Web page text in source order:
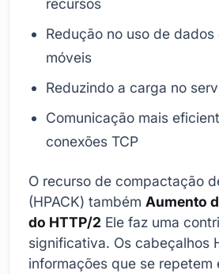
recursos
Redução no uso de
móveis
Reduzindo a carga no
Comunicação mais
conexões TCP
O recurso de compactação
(HPACK) também Aumento
do HTTP/2 Ele faz uma
significativa. Os cabeçalhos
informações que se repetem